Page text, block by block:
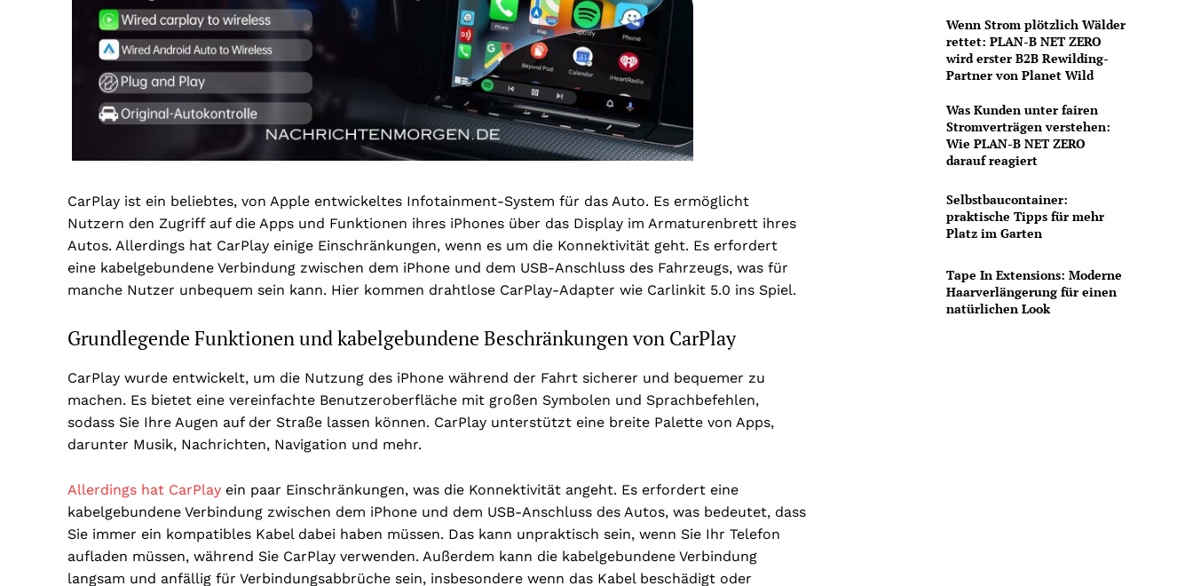
CarPlay ist ein beliebtes, von Apple entwickeltes Infotainment-System für das Auto. Es ermöglicht
Nutzern den Zugriff auf die Apps und Funktionen ihres iPhones über das Display im Armaturenbrett ihres
Autos. Allerdings hat CarPlay einige Einschränkungen, wenn es um die Konnektivität geht. Es erfordert
eine kabelgebundene Verbindung zwischen dem iPhone und dem USB-Anschluss des Fahrzeugs, was für
manche Nutzer unbequem sein kann. Hier kommen drahtlose CarPlay-Adapter wie Carlinkit 5.0 ins Spiel.
Grundlegende Funktionen und kabelgebundene Beschränkungen von CarPlay
CarPlay wurde entwickelt, um die Nutzung des iPhone während der Fahrt sicherer und bequemer zu
machen. Es bietet eine vereinfachte Benutzeroberfläche mit großen Symbolen und Sprachbefehlen,
sodass Sie Ihre Augen auf der Straße lassen können. CarPlay unterstützt eine breite Palette von Apps,
darunter Musik, Nachrichten, Navigation und mehr.
Allerdings hat CarPlay ein paar Einschränkungen, was die Konnektivität angeht. Es erfordert eine
kabelgebundene Verbindung zwischen dem iPhone und dem USB-Anschluss des Autos, was bedeutet, dass
Sie immer ein kompatibles Kabel dabei haben müssen. Das kann unpraktisch sein, wenn Sie Ihr Telefon
aufladen müssen, während Sie CarPlay verwenden. Außerdem kann die kabelgebundene Verbindung
langsam und anfällig für Verbindungsabbrüche sein, insbesondere wenn das Kabel beschädigt oder
Wenn Strom plötzlich Wälder
rettet: PLAN-B NET ZERO
wird erster B2B Rewilding-
Partner von Planet Wild
Was Kunden unter fairen
Stromverträgen verstehen:
Wie PLAN-B NET ZERO
darauf reagiert
Selbstbaucontainer:
praktische Tipps für mehr
Platz im Garten
Tape In Extensions: Moderne
Haarverlängerung für einen
natürlichen Look